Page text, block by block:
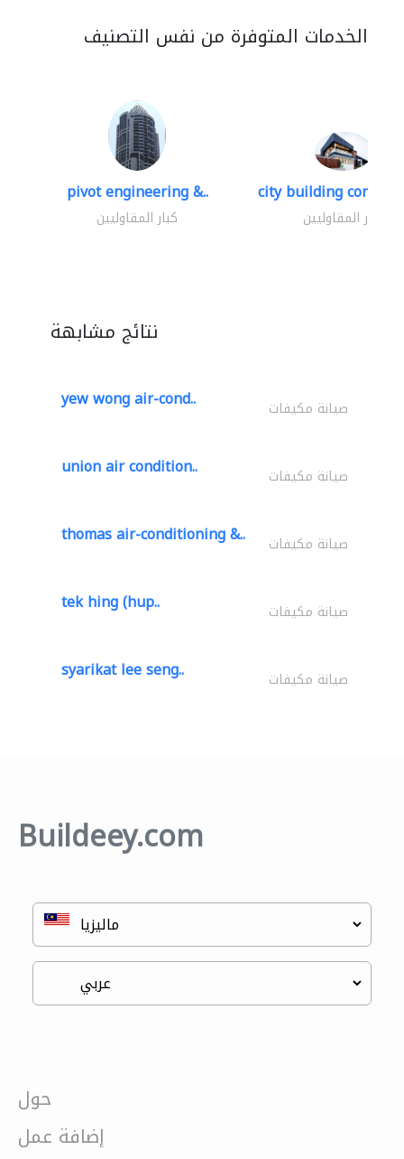
الخدمات المتوفرة من نفس التصنيف
pivot engineering &..
كبار المقاوليين
city building
كبار المقاوليين
نتائج مشابهة
yew wong air-cond.. صيانة مكيفات
union air condition.. صيانة مكيفات
thomas air-conditioning &.. صيانة مكيفات
tek hing (hup.. صيانة مكيفات
syarikat lee seng.. صيانة مكيفات
Buildeey.com
حول
إضافة عمل